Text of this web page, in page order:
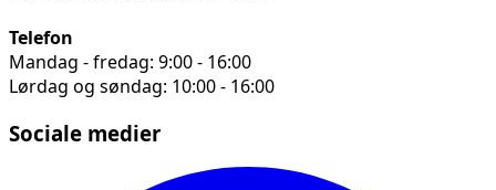
Telefon
Mandag - fredag: 9:00 - 16:00
Lørdag og søndag: 10:00 - 16:00
Sociale medier